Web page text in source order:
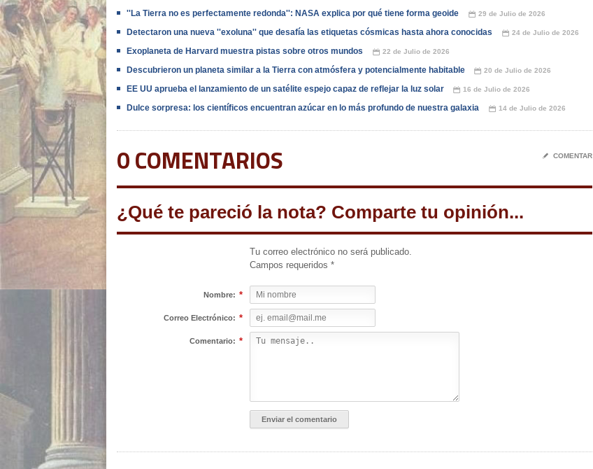
''La Tierra no es perfectamente redonda'': NASA explica por qué tiene forma geoide 📅 29 de Julio de 2026
Detectaron una nueva ''exoluna'' que desafía las etiquetas cósmicas hasta ahora conocidas 📅 24 de Julio de 2026
Exoplaneta de Harvard muestra pistas sobre otros mundos 📅 22 de Julio de 2026
Descubrieron un planeta similar a la Tierra con atmósfera y potencialmente habitable 📅 20 de Julio de 2026
EE UU aprueba el lanzamiento de un satélite espejo capaz de reflejar la luz solar 📅 16 de Julio de 2026
Dulce sorpresa: los científicos encuentran azúcar en lo más profundo de nuestra galaxia 📅 14 de Julio de 2026
0 COMENTARIOS ✎ COMENTAR
¿Qué te pareció la nota? Comparte tu opinión...
Tu correo electrónico no será publicado.
Campos requeridos *
Nombre: *
Correo Electrónico: *
Comentario: *